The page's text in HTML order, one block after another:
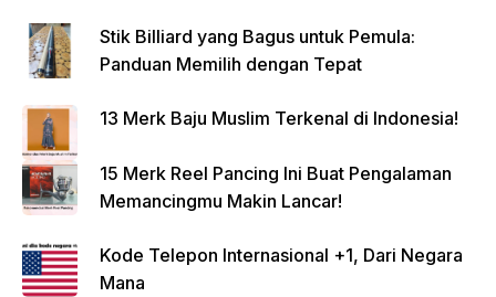
Stik Billiard yang Bagus untuk Pemula:
Panduan Memilih dengan Tepat
13 Merk Baju Muslim Terkenal di Indonesia!
15 Merk Reel Pancing Ini Buat Pengalaman
Memancingmu Makin Lancar!
Kode Telepon Internasional +1, Dari Negara
Mana